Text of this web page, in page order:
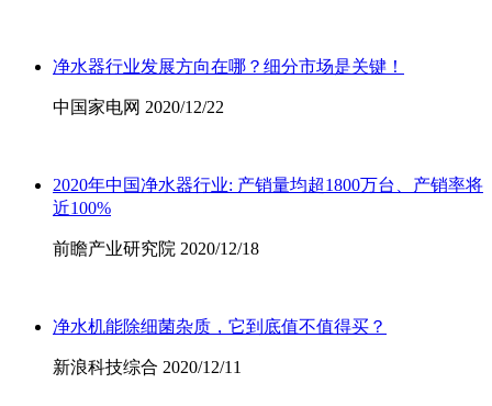
净水器行业发展方向在哪？细分市场是关键！
中国家电网 2020/12/22
2020年中国净水器行业: 产销量均超1800万台、产销率将
近100%
前瞻产业研究院 2020/12/18
净水机能除细菌杂质，它到底值不值得买？
新浪科技综合 2020/12/11